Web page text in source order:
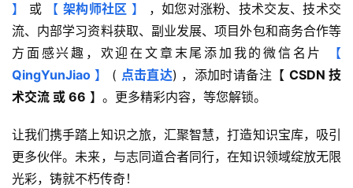
】
或 【 架构师社区 】
，如您对涨粉、技术交友、技术交
流、内部学习资料获取、副业发展、项目外包和商务合作等
方面感兴趣，欢迎在文章末尾添加我的微信名片
QingYunJiao 】 ( 点击直达) ，添加时请备注【 CSDN 技
术交流 或 66 】。更多精彩内容，等您解锁。
让我们携手踏上知识之旅，汇聚智慧，打造知识宝库，吸引
更多伙伴。未来，与志同道合者同行，在知识领域绽放无限
光彩，铸就不朽传奇！